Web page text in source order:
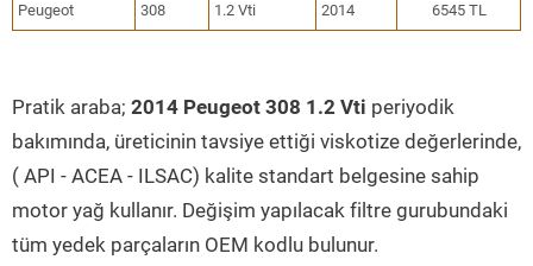
Peugeot 308 1.2 Vti 2014 6545 TL
Pratik araba; 2014 Peugeot 308 1.2 Vti periyodik
bakımında, üreticinin tavsiye ettiği viskotize değerlerinde,
( API - ACEA - ILSAC) kalite standart belgesine sahip
motor yağ kullanır. Değişim yapılacak filtre gurubundaki
tüm yedek parçaların OEM kodlu bulunur.